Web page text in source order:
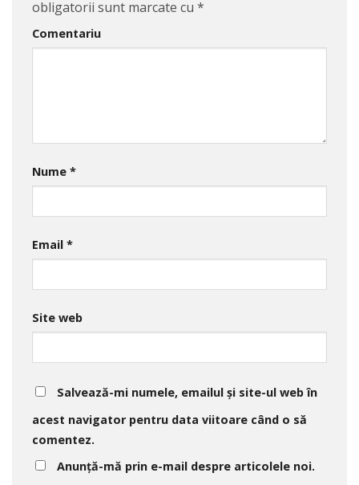
obligatorii sunt marcate cu *
Comentariu
Nume *
Email *
Site web
Salvează-mi numele, emailul și site-ul web în
acest navigator pentru data viitoare când o să
comentez.
Anunță-mă prin e-mail despre articolele noi.